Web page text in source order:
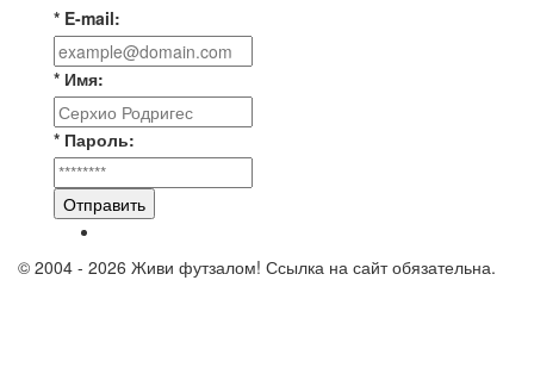
* E-mail:
* Имя:
* Пароль:
Отправить
© 2004 - 2026 Живи футзалом! Ссылка на сайт обязательна.